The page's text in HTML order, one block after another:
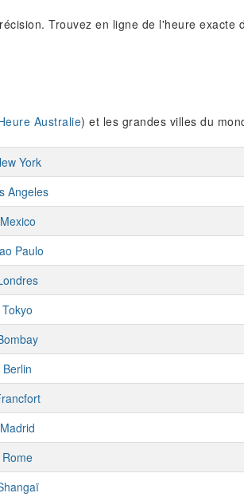
Trouvez en ligne de l'heure
Australie) et les grandes villes du
York
Angeles
Mexico
Paulo
Tokyo
Berlin
Madrid
Rome